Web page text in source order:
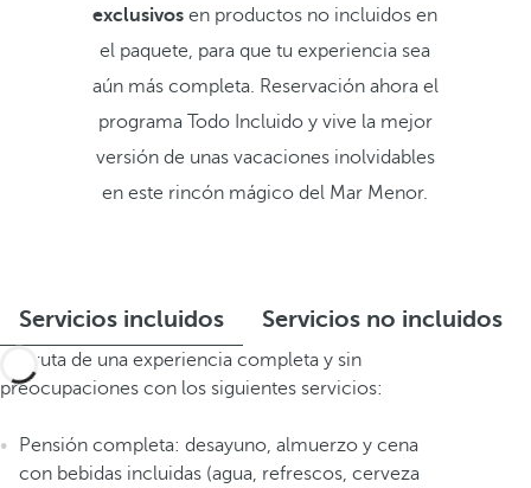
exclusivos en productos no incluidos en
el paquete, para que tu experiencia sea
aún más completa. Reservación ahora el
programa Todo Incluido y vive la mejor
versión de unas vacaciones inolvidables
en este rincón mágico del Mar Menor.
Servicios incluidos Servicios no incluidos
Disfruta de una experiencia completa y sin
preocupaciones con los siguientes servicios:
Pensión completa: desayuno, almuerzo y cena
con bebidas incluidas (agua, refrescos, cerveza